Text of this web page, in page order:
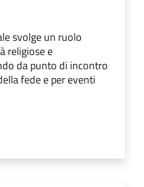
svolge un ruolo
religiose e
da punto di incontro
fede e per eventi